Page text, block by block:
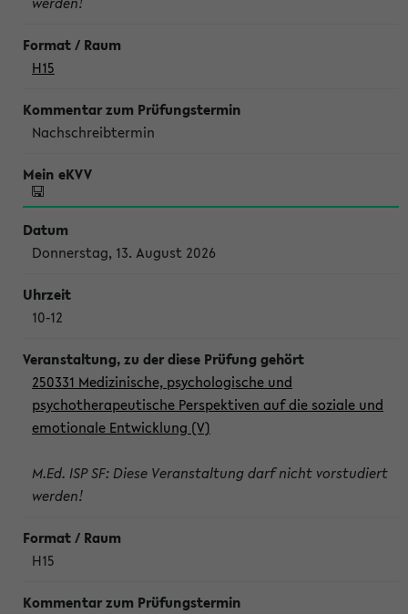
H15
Nachschreibtermin
Donnerstag, 13. August 2026
10-12
250331 Medizinische, psychologische und
psychotherapeutische Perspektiven auf die soziale und
emotionale Entwicklung (V)
M.Ed. ISP SF: Diese Veranstaltung darf nicht vorstudiert
werden!
H15